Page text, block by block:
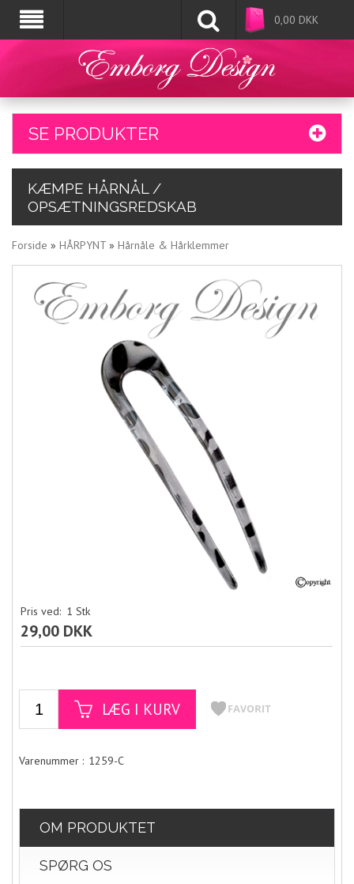
0,00 DKK
SE PRODUKTER
KÆMPE HÅRNÅL /
OPSÆTNINGSREDSKAB
Forside » HÅRPYNT » Hårnåle & Hårklemmer
Pris ved: 1 Stk
29,00 DKK
1259-C
OM PRODUKTET
SPØRG OS